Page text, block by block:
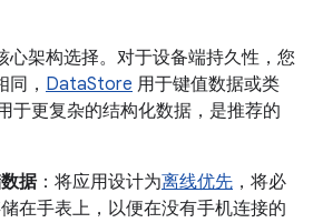
心架构选择。对于设备端持久性，您
， DataStore 用于键值数据或类
于更复杂的结构化数据，是推荐的
据：将应用设计为离线优先 ，将必
在手表上，以便在没有手机连接的